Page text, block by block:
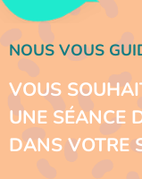
NOUS VOUS
VOUS
UNE SÉANCE
DANS VOTRE